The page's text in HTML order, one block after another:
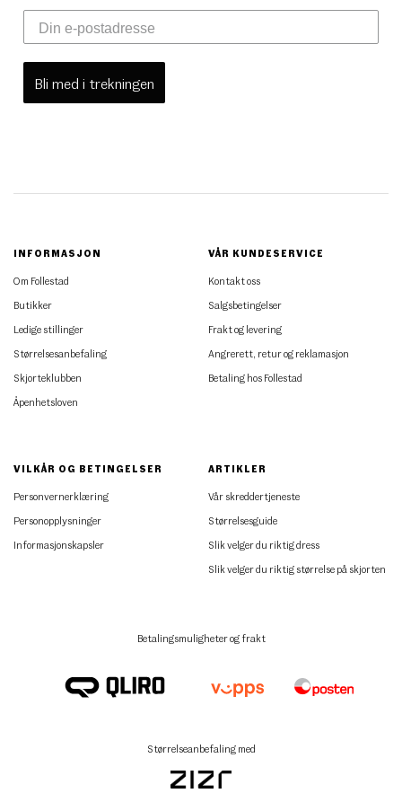
Bli med i trekningen
INFORMASJON
Om Follestad
Butikker
Ledige stillinger
Størrelsesanbefaling
Skjorteklubben
Åpenhetsloven
VÅR KUNDESERVICE
Kontakt oss
Salgsbetingelser
Frakt og levering
Angrerett, retur og reklamasjon
Betaling hos Follestad
VILKÅR OG BETINGELSER
Personvernerklæring
Personopplysninger
Informasjonskapsler
ARTIKLER
Vår skreddertjeneste
Størrelsesguide
Slik velger du riktig dress
Slik velger du riktig størrelse på skjorten
Betalingsmuligheter og frakt
Størrelseanbefaling med